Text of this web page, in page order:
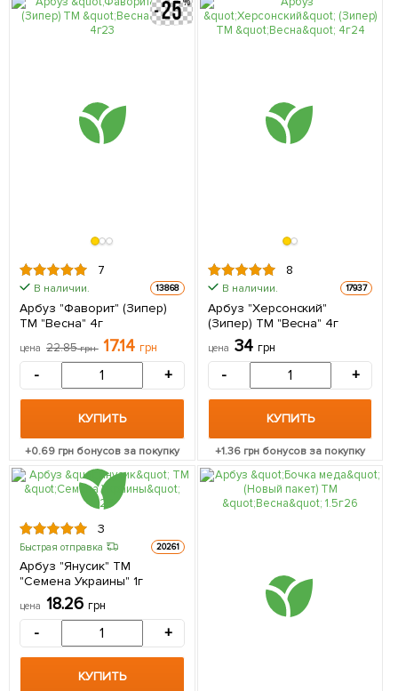
7
В наличии. 13868
Арбуз "Фаворит" (Зипер)
ТМ "Весна" 4г
цена 22.85грн 17.14 грн
- +
КУПИТЬ
+0.69 грн бонусов за покупку
8
В наличии. 17937
Арбуз "Херсонский"
(Зипер) ТМ "Весна" 4г
цена 34 грн
- +
КУПИТЬ
+1.36 грн бонусов за покупку
3
Быстрая отправка 20261
Арбуз "Янусик" ТМ
"Семена Украины" 1г
цена 18.26 грн
- +
КУПИТЬ